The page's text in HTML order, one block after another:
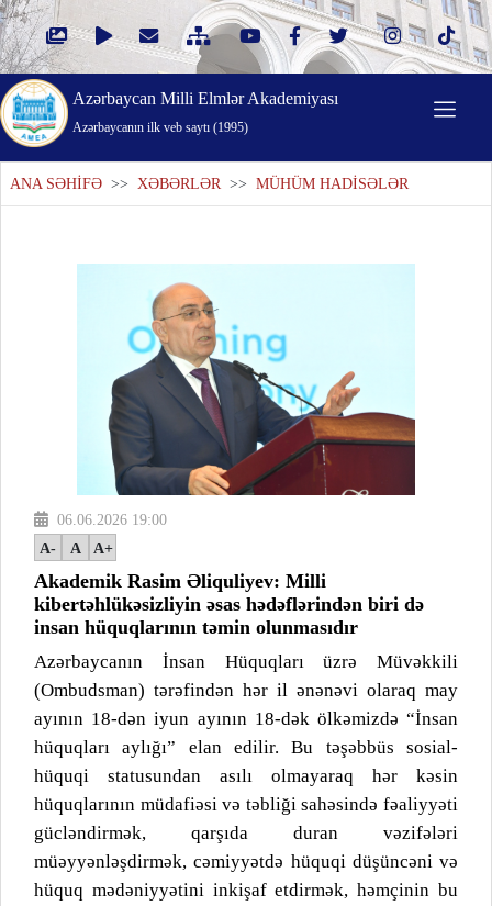
Azərbaycan Milli Elmlər Akademiyası
Azərbaycanın ilk veb saytı (1995)
ANA SƏHİFƏ >> XƏBƏRLƏR >> MÜHÜM HADİSƏLƏR
06.06.2026 19:00
A-
A A+
Akademik Rasim Əliquliyev: Milli
kibertəhlükəsizliyin əsas hədəflərindən biri də
insan hüquqlarının təmin olunmasıdır
Azərbaycanın İnsan Hüquqları üzrə Müvəkkili
(Ombudsman) tərəfindən hər il ənənəvi olaraq may
ayının 18-dən iyun ayının 18-dək ölkəmizdə “İnsan
hüquqları aylığı” elan edilir. Bu təşəbbüs sosial-
hüquqi statusundan asılı olmayaraq hər kəsin
hüquqlarının müdafiəsi və təbliği sahəsində fəaliyyəti
gücləndirmək, qarşıda duran vəzifələri
müəyyənləşdirmək, cəmiyyətdə hüquqi düşüncəni və
hüquq mədəniyyətini inkişaf etdirmək, həmçinin bu